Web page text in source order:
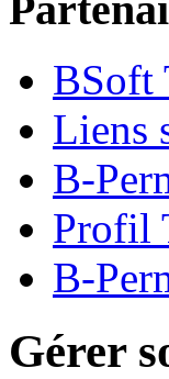
BSoft
Liens
B-
Profil
B-
Gérer